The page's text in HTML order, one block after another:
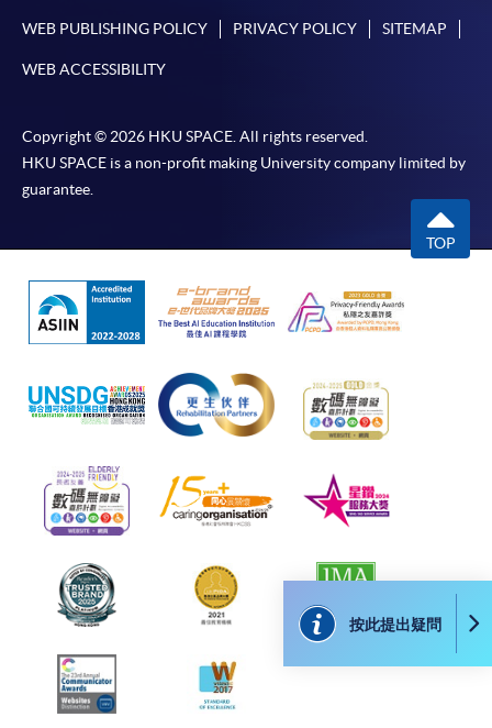
本學院（包括其僱員及附屬機構）對你在網上付款而由下列原
因所導致的任何損失，一概不負責；上述原因包括：（1）由
誤；（4）任何由付款的網關引起或與付款的網關相關的原
因，包括未獲授權進入、資料傳送的改動、任何非法行為等。
以上中文本純作參考之用，如內容與英文版本有任何歧義，一
切以英文版本為準。
付款方法
1. 現金、「易辦事」（EPS）、微信支付
(WeChat Pay) 或支付寶(Alipay)
辦事」、微信支付（WeChat Pay）或支付寶
（Alipay） 繳付學費。
2. 支票或銀行本票
如以劃線支票或銀行本票繳付，抬頭請註明「香港大
學專業進修學院」。支票背面請寫上課程名稱及申請
按此提出疑問
折
WEB PUBLISHING POLICY PRIVACY POLICY SITEMAP
WEB ACCESSIBILITY
Copyright © 2026 HKU SPACE. All rights reserved.
HKU SPACE is a non-profit making University company limited by
guarantee.
TOP